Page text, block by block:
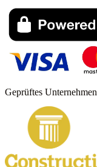
Geprüftes Unternehmen